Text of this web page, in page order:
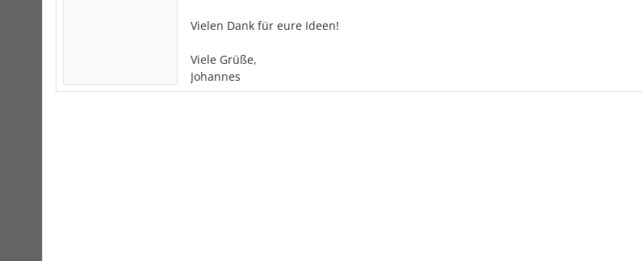
Vielen Dank für eure Ideen!
Viele Grüße,
Johannes